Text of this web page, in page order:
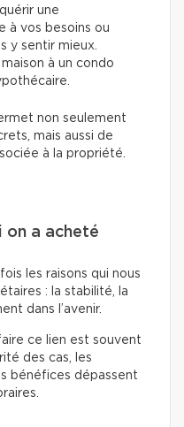
une
à vos besoins ou
y sentir mieux.
à un condo
non seulement
mais aussi de
à la propriété.
on a acheté
les raisons qui nous
: la stabilité, la
dans l’avenir.
ce lien est souvent
des cas, les
bénéfices dépassent